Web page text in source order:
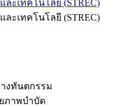
ะเทคโนโลยี (STREC)
ะเทคโนโลยี (STREC)
งทันตกรรม
ภาพบำบัด